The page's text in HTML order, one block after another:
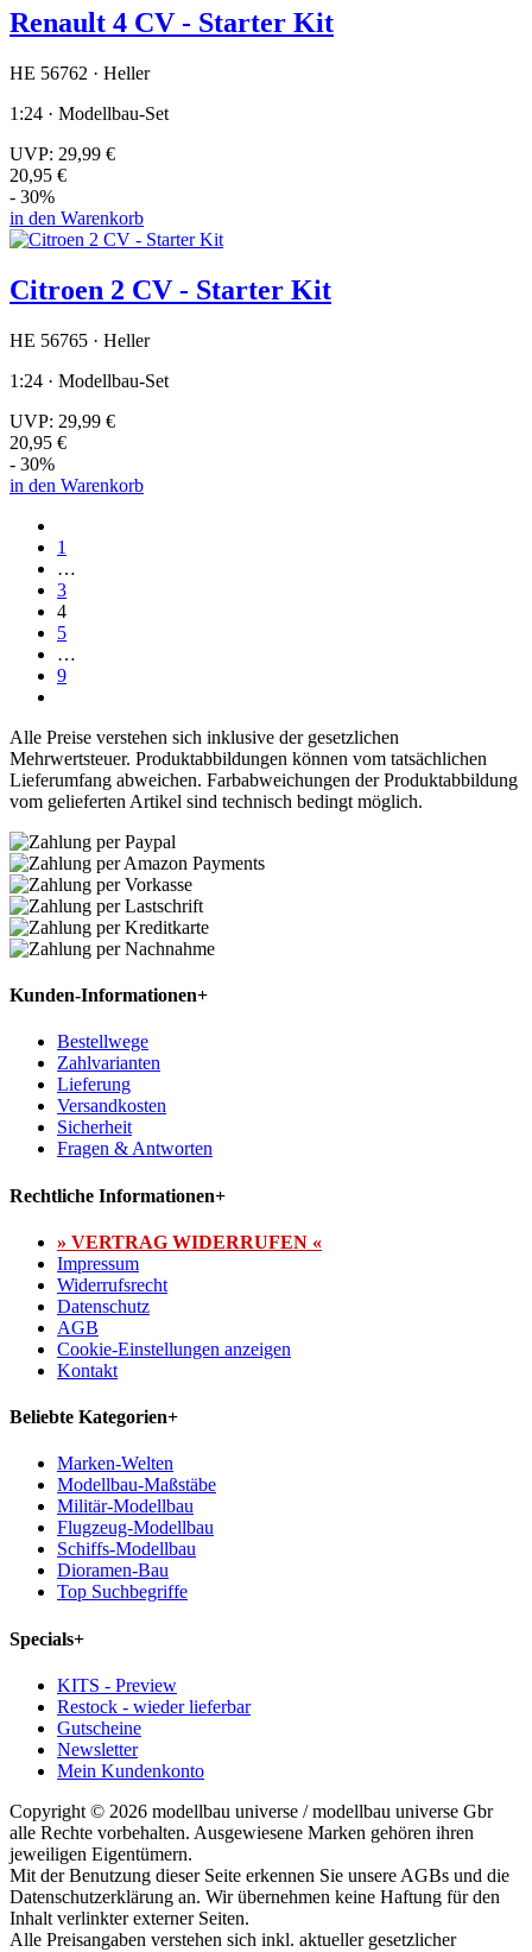
Renault 4 CV - Starter Kit
HE 56762 · Heller
1:24 · Modellbau-Set
UVP: 29,99 €
20,95 €
- 30%
in den Warenkorb
Citroen 2 CV - Starter Kit
HE 56765 · Heller
1:24 · Modellbau-Set
UVP: 29,99 €
20,95 €
- 30%
in den Warenkorb
1
…
3
4
5
…
9
Alle Preise verstehen sich inklusive der gesetzlichen
Mehrwertsteuer. Produktabbildungen können vom tatsächlichen
Lieferumfang abweichen. Farbabweichungen der Produktabbildung
vom gelieferten Artikel sind technisch bedingt möglich.
Kunden-Informationen+
Bestellwege
Zahlvarianten
Lieferung
Versandkosten
Sicherheit
Fragen & Antworten
Rechtliche Informationen+
» VERTRAG WIDERRUFEN «
Impressum
Widerrufsrecht
Datenschutz
AGB
Cookie-Einstellungen anzeigen
Kontakt
Beliebte Kategorien+
Marken-Welten
Modellbau-Maßstäbe
Militär-Modellbau
Flugzeug-Modellbau
Schiffs-Modellbau
Dioramen-Bau
Top Suchbegriffe
Specials+
KITS - Preview
Restock - wieder lieferbar
Gutscheine
Newsletter
Mein Kundenkonto
Copyright © 2026 modellbau universe / modellbau universe Gbr
alle Rechte vorbehalten. Ausgewiesene Marken gehören ihren
jeweiligen Eigentümern.
Mit der Benutzung dieser Seite erkennen Sie unsere AGBs und die
Datenschutzerklärung an. Wir übernehmen keine Haftung für den
Inhalt verlinkter externer Seiten.
Alle Preisangaben verstehen sich inkl. aktueller gesetzlicher